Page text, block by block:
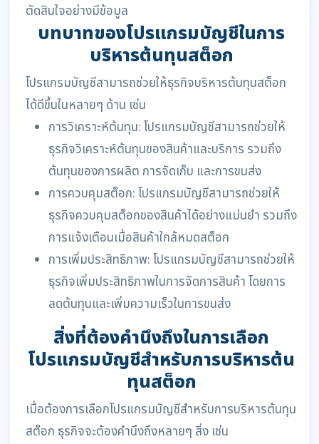
ตัดสินใจอย่างมีข้อมูล
บทบาทของโปรแกรมบัญชีในการ
บริหารต้นทุนสต็อก
โปรแกรมบัญชีสามารถช่วยให้ธุรกิจบริหารต้นทุนสต็อก
ได้ดีขึ้นในหลายๆ ด้าน เช่น
การวิเคราะห์ต้นทุน: โปรแกรมบัญชีสามารถช่วยให้
ธุรกิจวิเคราะห์ต้นทุนของสินค้าและบริการ รวมถึง
ต้นทุนของการผลิต การจัดเก็บ และการขนส่ง
การควบคุมสต็อก: โปรแกรมบัญชีสามารถช่วยให้
ธุรกิจควบคุมสต็อกของสินค้าได้อย่างแม่นยำ รวมถึง
การแจ้งเตือนเมื่อสินค้าใกล้หมดสต็อก
การเพิ่มประสิทธิภาพ: โปรแกรมบัญชีสามารถช่วยให้
ธุรกิจเพิ่มประสิทธิภาพในการจัดการสินค้า โดยการ
ลดต้นทุนและเพิ่มความเร็วในการขนส่ง
สิ่งที่ต้องคำนึงถึงในการเลือก
โปรแกรมบัญชีสำหรับการบริหารต้น
ทุนสต็อก
เมื่อต้องการเลือกโปรแกรมบัญชีสำหรับการบริหารต้นทุน
สต็อก ธุรกิจจะต้องคำนึงถึงหลายๆ สิ่ง เช่น